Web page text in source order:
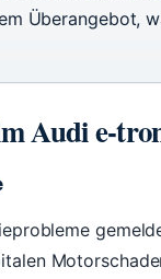
Überangebot,
Audi e-